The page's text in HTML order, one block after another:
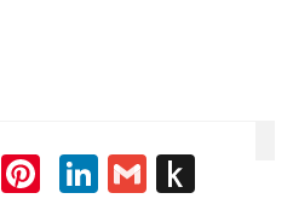
T
Pi
Li
G